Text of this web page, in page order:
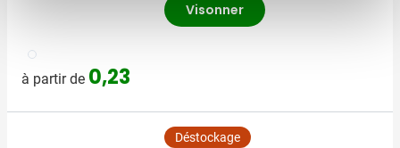
021
à partir de 0,23
Visonner
Déstockage